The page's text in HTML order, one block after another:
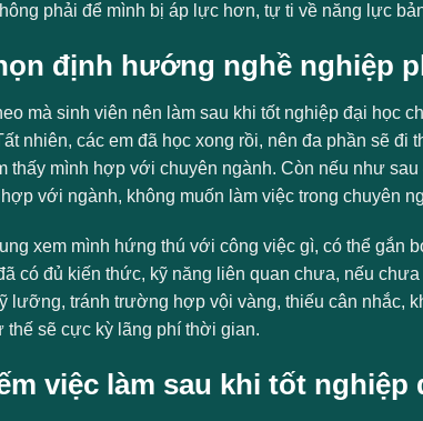
phải để mình bị áp lực hơn, tự ti về năng lực
định hướng nghề nghiệp
mà sinh viên nên làm sau khi tốt nghiệp đại học
nhiên, các em đã học xong rồi, nên đa phần sẽ
thấy mình hợp với chuyên ngành. Còn nếu như
với ngành, không muốn làm việc trong chuyên
xem mình hứng thú với công việc gì, có thể gắn
có đủ kiến thức, kỹ năng liên quan chưa, nếu
lưỡng, tránh trường hợp vội vàng, thiếu cân nhắc,
thế sẽ cực kỳ lãng phí thời gian.
việc làm sau khi tốt nghiệp